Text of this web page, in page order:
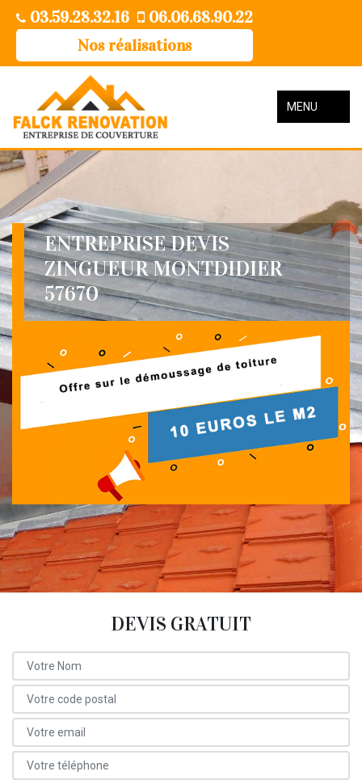
03.59.28.32.16
06.06.68.90.22
Nos réalisations
MENU
ENTREPRISE DEVIS
ZINGUEUR MONTDIDIER
57670
DEVIS GRATUIT